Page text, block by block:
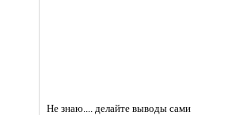
Не знаю.... делайте выводы сами